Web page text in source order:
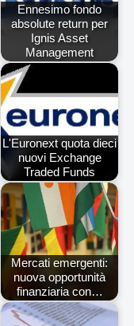
Ennesimo fondo
absolute return per
Ignis Asset
Management
L'Euronext quota dieci
nuovi Exchange
Traded Funds
Mercati emergenti:
nuova opportunità
finanziaria con…